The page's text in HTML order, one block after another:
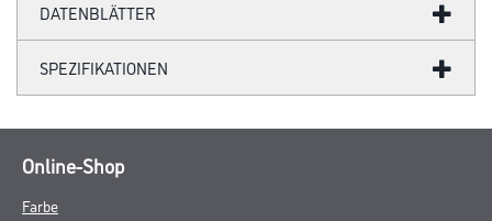
DATENBLÄTTER
SPEZIFIKATIONEN
Online-Shop
Farbe